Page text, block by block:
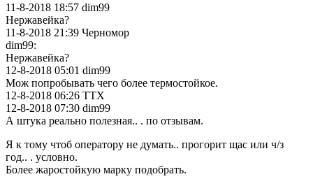
11-8-2018 18:57 dim99
Нержавейка?
11-8-2018 21:39 Черномор
dim99:
Нержавейка?
12-8-2018 05:01 dim99
Мож попробывать чего более термостойкое.
12-8-2018 06:26 TTX
12-8-2018 07:30 dim99
А штука реально полезная.. . по отзывам.
Я к тому чтоб оператору не думать.. прогорит щас или ч/з
год.. . условно.
Более жаростойкую марку подобрать.